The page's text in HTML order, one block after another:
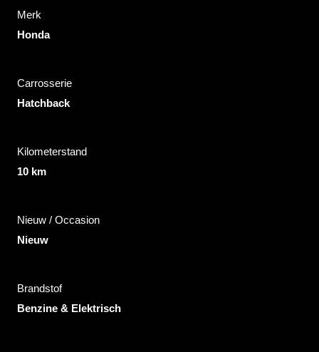
Merk
Honda
Carrosserie
Hatchback
Kilometerstand
10 km
Nieuw / Occasion
Nieuw
Brandstof
Benzine & Elektrisch